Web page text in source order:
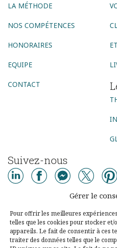
Gérer le
Pour offrir les meilleures
telles que les cookies pour stocker
appareils. Le fait de consentir à ces
traiter des données telles que le
LA MÉTHODE
NOS COMPÉTENCES
HONORAIRES
EQUIPE
CONTACT
Suivez-nous
AGENCE CONSEIL
AGENCE DIGITALE
AGENCE
AGENCE MARKETING DIGITAL
AGENCE UX DESIGN PARIS